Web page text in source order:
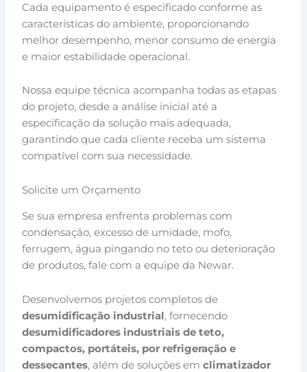
Cada equipamento é especificado conforme as
características do ambiente, proporcionando
melhor desempenho, menor consumo de energia
e maior estabilidade operacional.
Nossa equipe técnica acompanha todas as etapas
do projeto, desde a análise inicial até a
especificação da solução mais adequada,
garantindo que cada cliente receba um sistema
compatível com sua necessidade.
Solicite um Orçamento
Se sua empresa enfrenta problemas com
condensação, excesso de umidade, mofo,
ferrugem, água pingando no teto ou deterioração
de produtos, fale com a equipe da Newar.
Desenvolvemos projetos completos de
desumidificação industrial, fornecendo
desumidificadores industriais de teto,
compactos, portáteis, por refrigeração e
dessecantes, além de soluções emclimatizador